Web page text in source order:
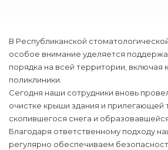
В Республиканской
особое внимание уделяется
порядка на всей территории, включая
поликлиники.
Сегодня наши сотрудники вновь
очистке крыши здания и прилегающей
скопившегося снега и
Благодаря ответственному подходу
регулярно обеспечиваем